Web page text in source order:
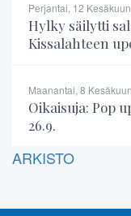
Perjantai, 12
Hylky säilytti
Kissalahteen
Maanantai, 8
Oikaisuja: Pop
26.9.
ARKISTO